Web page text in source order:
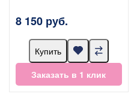
8 150 руб.
Купить
Заказать в 1 клик